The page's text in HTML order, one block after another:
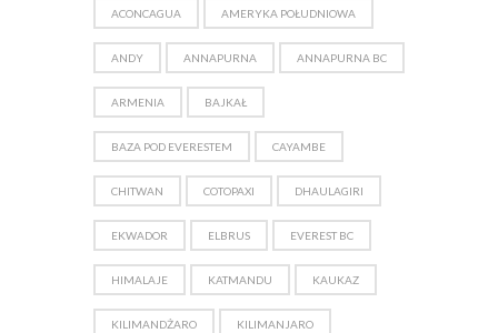
ACONCAGUA AMERYKA POŁUDNIOWA
ANDY ANNAPURNA ANNAPURNA BC
ARMENIA BAJKAŁ
BAZA POD EVERESTEM CAYAMBE
CHITWAN COTOPAXI DHAULAGIRI
EKWADOR ELBRUS EVEREST BC
HIMALAJE KATMANDU KAUKAZ
KILIMANDŻARO KILIMANJARO